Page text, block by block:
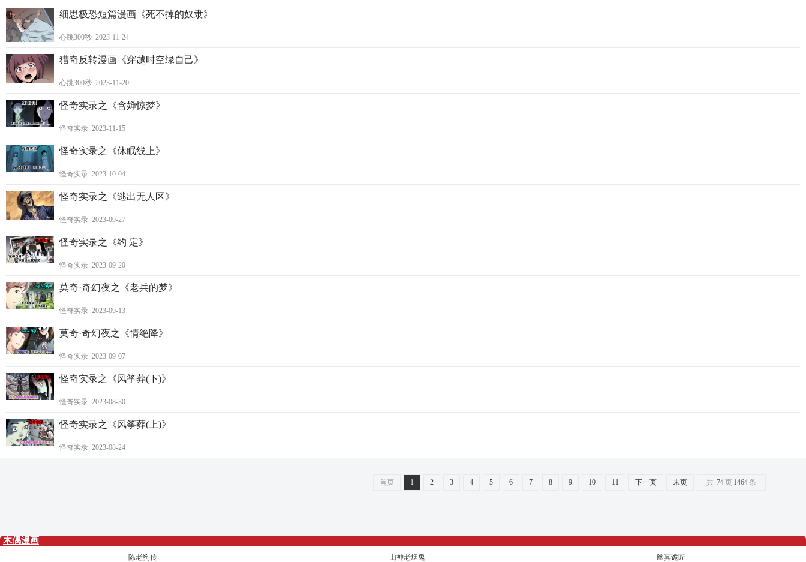
细思极恐短篇漫画《死不掉的奴隶》
心跳300秒 2023-11-24
猎奇反转漫画《穿越时空绿自己》
心跳300秒 2023-11-20
怪奇实录之《含婵惊梦》
怪奇实录 2023-11-15
怪奇实录之《休眠线上》
怪奇实录 2023-10-04
怪奇实录之《逃出无人区》
怪奇实录 2023-09-27
怪奇实录之《约 定》
怪奇实录 2023-09-20
莫奇·奇幻夜之《老兵的梦》
怪奇实录 2023-09-13
莫奇·奇幻夜之《情绝降》
怪奇实录 2023-09-07
怪奇实录之《风筝葬(下)》
怪奇实录 2023-08-30
怪奇实录之《风筝葬(上)》
怪奇实录 2023-08-24
首页 1 2 3 4 5 6 7 8 9 10 11 下一页 末页 共 74页 1464条
木偶漫画
幽冥诡匠
山神老烟鬼
陈老狗传